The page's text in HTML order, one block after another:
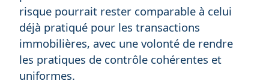
risque pourrait rester comparable à celui
déjà pratiqué pour les transactions
immobilières, avec une volonté de rendre
les pratiques de contrôle cohérentes et
uniformes.